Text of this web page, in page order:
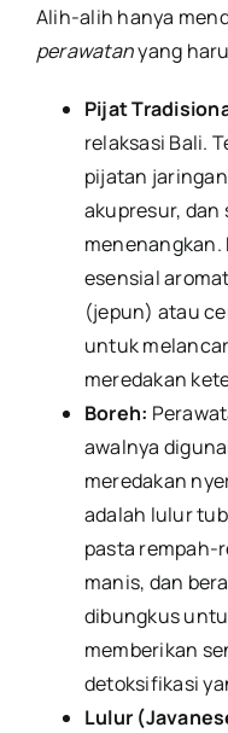
Alih-alih hanya
perawatanyang
Pijat
relaksasi Bali.
pijatan
akupresur, dan
esensial
(jepun) atau
untuk
meredakan
Boreh:
awalnya
meredakan
adalah lulur
pasta rempah-
manis, dan
dibungkus
memberikan
detoksifikasi
Lulur